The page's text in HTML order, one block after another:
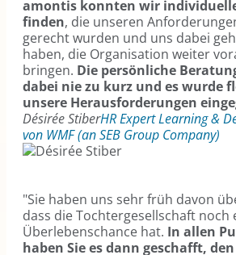
amontis konnten wir
finden, die unseren
gerecht wurden und uns dabei
haben, die Organisation weiter
bringen. Die persönliche
dabei nie zu kurz und es wurde
unsere Herausforderungen
Désirée StiberHR Expert Learning &
von WMF (an SEB Group Company)
"Sie haben uns sehr früh davon
dass die Tochtergesellschaft noch
Überlebenschance hat. In allen
haben Sie es dann geschafft, den